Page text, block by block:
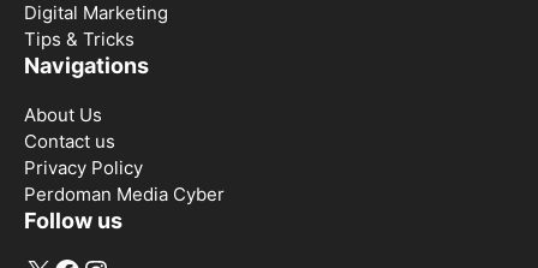
Digital Marketing
Tips & Tricks
Navigations
About Us
Contact us
Privacy Policy
Perdoman Media Cyber
Follow us